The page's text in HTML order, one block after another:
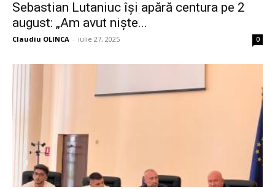
Sebastian Lutaniuc își apără centura pe 2
august: „Am avut niște...
Claudiu OLINCA - iulie 27, 2025 0